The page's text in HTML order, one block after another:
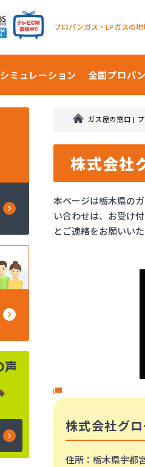
プロパンガス・LPガスの
シミュレーション 全国プロパ
ガス屋の窓口 |
株式会社
本ページは栃木県の
い合わせは、お受け
とご連絡をお願いいた
株式会社グ
住所 ：栃木県宇都